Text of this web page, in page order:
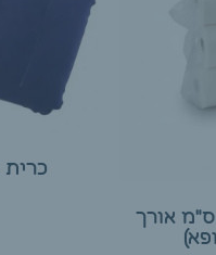
3 גלילי נייר רוחב 60 ס"מ אורך